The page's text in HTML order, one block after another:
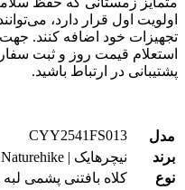
اولویت اول قرار دارد،
تجهیزات خود اضافه کنند.
استعلام قیمت روز و ثبت
پشتیبانی در ارتباط باشید.
مدل
CYY2541FS013
برند
نیچرهایک | Naturehike
نوع
کلاه بافتنی پشمی لبه